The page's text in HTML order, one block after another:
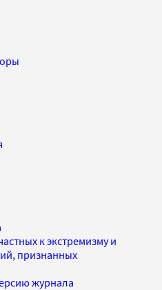
к экстремизму и
признанных
журнала